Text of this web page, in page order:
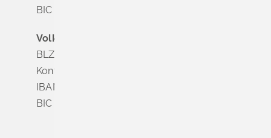
BIC SOLADES1MGL
Volksbank Dreiländereck
BLZ 683 900 00
Konto Nr. 3 500 004
IBAN DE56 6839 0000 0003 5000 04
BIC VOLODE66